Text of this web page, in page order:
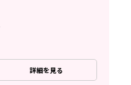
詳細を見る